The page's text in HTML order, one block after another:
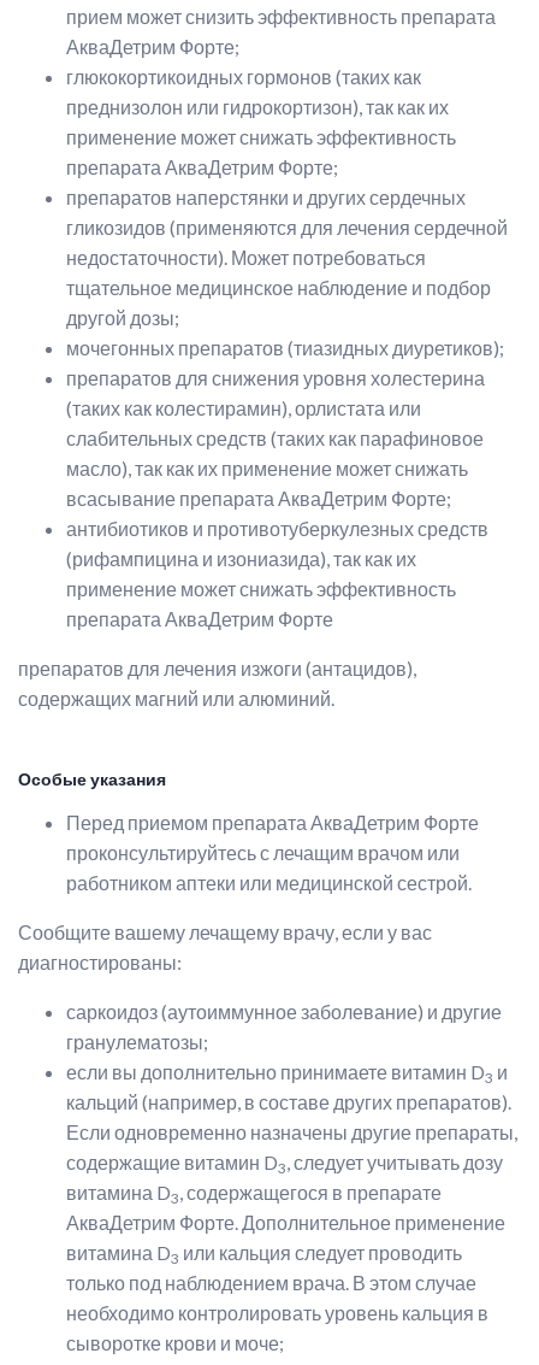
прием может снизить эффективность препарата
АкваДетрим Форте;
глюкокортикоидных гормонов (таких как
преднизолон или гидрокортизон), так как их
применение может снижать эффективность
препарата АкваДетрим Форте;
препаратов наперстянки и других сердечных
гликозидов (применяются для лечения сердечной
недостаточности). Может потребоваться
тщательное медицинское наблюдение и подбор
другой дозы;
мочегонных препаратов (тиазидных диуретиков);
препаратов для снижения уровня холестерина
(таких как колестирамин), орлистата или
слабительных средств (таких как парафиновое
масло), так как их применение может снижать
всасывание препарата АкваДетрим Форте;
антибиотиков и противотуберкулезных средств
(рифампицина и изониазида), так как их
применение может снижать эффективность
препарата АкваДетрим Форте
препаратов для лечения изжоги (антацидов),
содержащих магний или алюминий.
Особые указания
Перед приемом препарата АкваДетрим Форте
проконсультируйтесь с лечащим врачом или
работником аптеки или медицинской сестрой.
Сообщите вашему лечащему врачу, если у вас
диагностированы:
саркоидоз (аутоиммунное заболевание) и другие
гранулематозы;
если вы дополнительно принимаете витамин D3 и
кальций (например, в составе других препаратов).
Если одновременно назначены другие препараты,
содержащие витамин D3 , следует учитывать дозу
витамина D3 , содержащегося в препарате
АкваДетрим Форте. Дополнительное применение
витамина D3 или кальция следует проводить
только под наблюдением врача. В этом случае
необходимо контролировать уровень кальция в
сыворотке крови и моче;